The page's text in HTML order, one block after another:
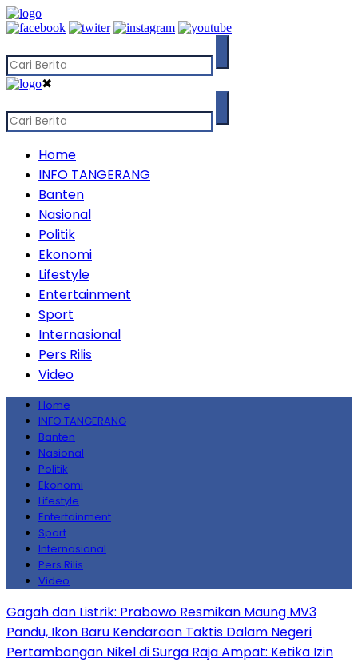
✖
Home
INFO TANGERANG
Banten
Nasional
Politik
Ekonomi
Lifestyle
Entertainment
Sport
Internasional
Pers Rilis
Video
Home
INFO TANGERANG
Banten
Nasional
Politik
Ekonomi
Lifestyle
Entertainment
Sport
Internasional
Pers Rilis
Video
Gagah dan Listrik: Prabowo Resmikan Maung MV3
Pandu, Ikon Baru Kendaraan Taktis Dalam Negeri
Pertambangan Nikel di Surga Raja Ampat: Ketika Izin